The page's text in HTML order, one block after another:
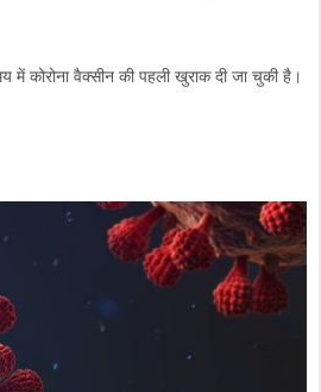
वैक्सीन की पहली खुराक दी जा चुकी है।